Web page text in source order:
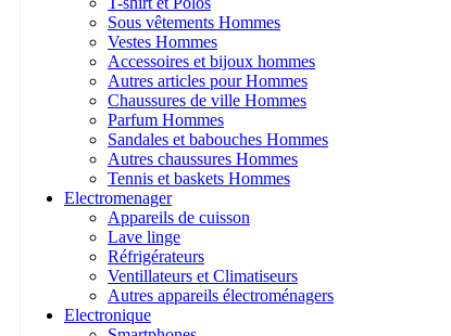
Sous vêtements Hommes
Vestes Hommes
Accessoires et bijoux hommes
Autres articles pour Hommes
Chaussures de ville Hommes
Parfum Hommes
Sandales et babouches Hommes
Autres chaussures Hommes
Tennis et baskets Hommes
Electromenager
Appareils de cuisson
Lave linge
Réfrigérateurs
Ventillateurs et Climatiseurs
Autres appareils électroménagers
Electronique